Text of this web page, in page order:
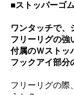
■ストッパーゴ
ワンタッチで、
フリーリグの強
付属のＷストッ
フックアイ部分
フリーリグの際